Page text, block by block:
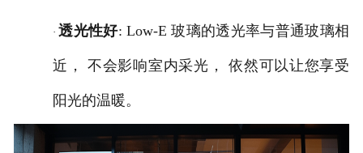
·透光性好: Low-E 玻璃的透光率与普通玻璃相
近， 不会影响室内采光， 依然可以让您享受
阳光的温暖。